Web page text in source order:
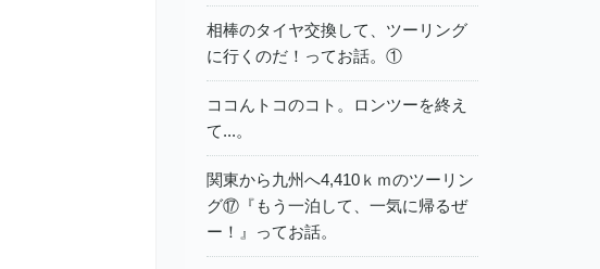
相棒のタイヤ交換して、ツーリング
に行くのだ！ってお話。①
ココんトコのコト。ロンツーを終え
て...。
関東から九州へ4,410ｋｍのツーリン
グ⑰『もう一泊して、一気に帰るぜ
ー！』ってお話。